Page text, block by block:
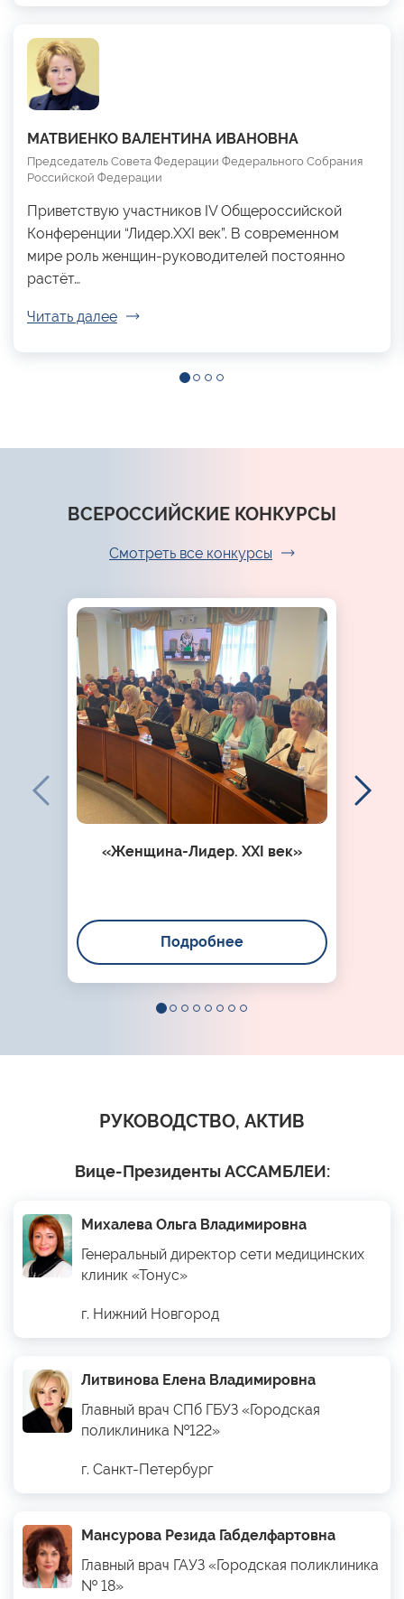
МАТВИЕНКО ВАЛЕНТИНА ИВАНОВНА
Председатель Совета Федерации Федерального Собрания
Российской Федерации
Приветствую участников IV Общероссийской
Конференции “Лидер.XXI век”. В современном
мире роль женщин-руководителей постоянно
растёт…
Читать далее
ВСЕРОССИЙСКИЕ КОНКУРСЫ
Смотреть все конкурсы
«Женщина-Лидер. XXI век»
Подробнее
РУКОВОДСТВО, АКТИВ
Вице-Президенты АССАМБЛЕИ:
Михалева Ольга Владимировна
Генеральный директор сети медицинских
клиник «Тонус»
г. Нижний Новгород
Литвинова Елена Владимировна
Главный врач СПб ГБУЗ «Городская
поликлиника №122»
г. Санкт-Петербург
Мансурова Резида Габделфартовна
Главный врач ГАУЗ «Городская поликлиника
№ 18»